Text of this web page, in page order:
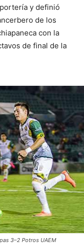
y definió
de los
con la
de final de la
3–2 Potros UAEM